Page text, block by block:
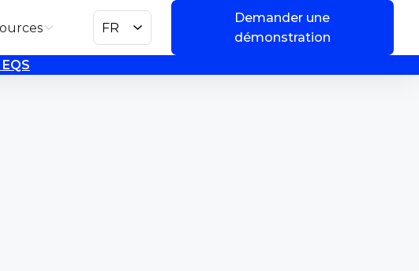
FR
Demander une
démonstration